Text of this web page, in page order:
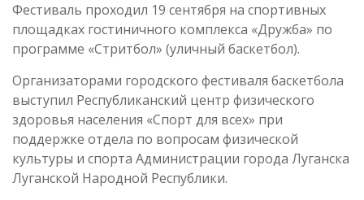
Фестиваль проходил 19 сентября на спортивных
площадках гостиничного комплекса «Дружба» по
программе «Стритбол» (уличный баскетбол).
Организаторами городского фестиваля баскетбола
выступил Республиканский центр физического
здоровья населения «Спорт для всех» при
поддержке отдела по вопросам физической
культуры и спорта Администрации города Луганска
Луганской Народной Республики.